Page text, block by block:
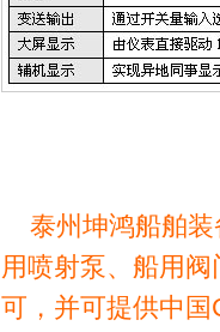
泰州坤鸿船舶
用喷射泵、船用
可，并可提供中